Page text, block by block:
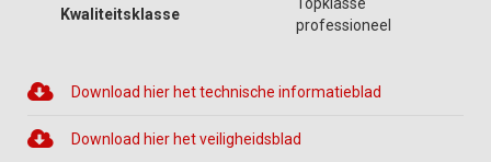
Kwaliteitsklasse
professioneel
Download hier het technische informatieblad
Download hier het veiligheidsblad